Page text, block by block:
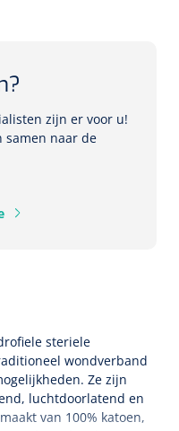
zijn er voor u!
samen naar de
steriele
wondverband
Ze zijn
luchtdoorlatend en
van 100% katoen,